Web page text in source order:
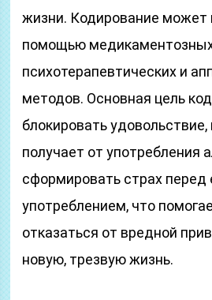
жизни. Кодирование может
помощью
психотерапевтических и
методов. Основная цель
блокировать
получает от употребления
сформировать страх перед
употреблением, что
отказаться от вредной
новую, трезвую жизнь.